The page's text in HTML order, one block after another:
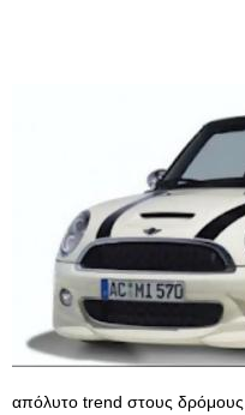
απόλυτο trend στους δρόμους